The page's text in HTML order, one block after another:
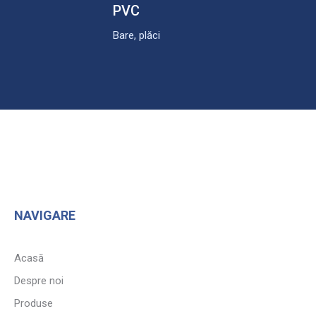
PVC
Bare, plăci
NAVIGARE
Acasă
Despre noi
Produse